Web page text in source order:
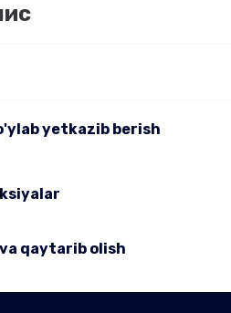
yetkazib berish
qaytarib olish